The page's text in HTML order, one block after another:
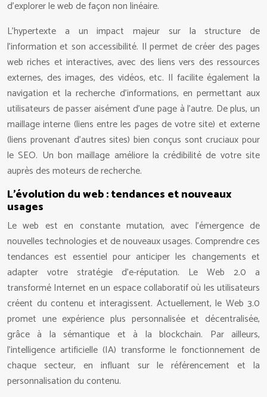
d’explorer le web de façon non linéaire.
L’hypertexte a un impact majeur sur la structure de
l’information et son accessibilité. Il permet de créer des pages
web riches et interactives, avec des liens vers des ressources
externes, des images, des vidéos, etc. Il facilite également la
navigation et la recherche d’informations, en permettant aux
utilisateurs de passer aisément d’une page à l’autre. De plus, un
maillage interne (liens entre les pages de votre site) et externe
(liens provenant d’autres sites) bien conçus sont cruciaux pour
le SEO. Un bon maillage améliore la crédibilité de votre site
auprès des moteurs de recherche.
L’évolution du web : tendances et nouveaux
usages
Le web est en constante mutation, avec l’émergence de
nouvelles technologies et de nouveaux usages. Comprendre ces
tendances est essentiel pour anticiper les changements et
adapter votre stratégie d’e-réputation. Le Web 2.0 a
transformé Internet en un espace collaboratif où les utilisateurs
créent du contenu et interagissent. Actuellement, le Web 3.0
promet une expérience plus personnalisée et décentralisée,
grâce à la sémantique et à la blockchain. Par ailleurs,
l’intelligence artificielle (IA) transforme le fonctionnement de
chaque secteur, en influant sur le référencement et la
personnalisation du contenu.